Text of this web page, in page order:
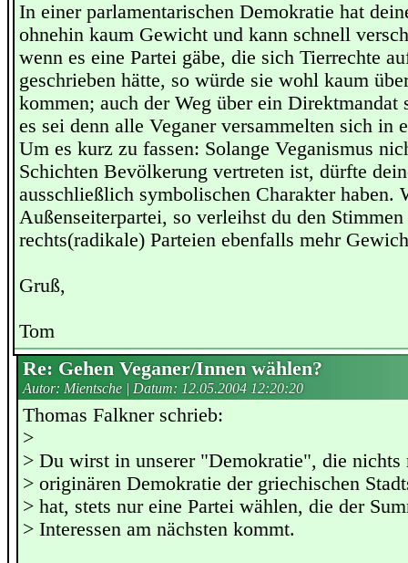
In einer parlamentarischen Demokratie hat
ohnehin kaum Gewicht und kann schnell
wenn es eine Partei gäbe, die sich Tierrechte
geschrieben hätte, so würde sie wohl kaum
kommen; auch der Weg über ein Direktmandat
es sei denn alle Veganer versammelten sich in
Um es kurz zu fassen: Solange Veganismus
Schichten Bevölkerung vertreten ist, dürfte
ausschließlich symbolischen Charakter haben.
Außenseiterpartei, so verleihst du den
rechts(radikale) Parteien ebenfalls mehr
Gruß,
Tom
Re: Gehen Veganer/Innen wählen?
Autor: Mientsche | Datum: 12.05.2004 12:20:20
Thomas Falkner schrieb:
>
> Du wirst in unserer "Demokratie", die nichts
> originären Demokratie der griechischen
> hat, stets nur eine Partei wählen, die der
> Interessen am nächsten kommt.